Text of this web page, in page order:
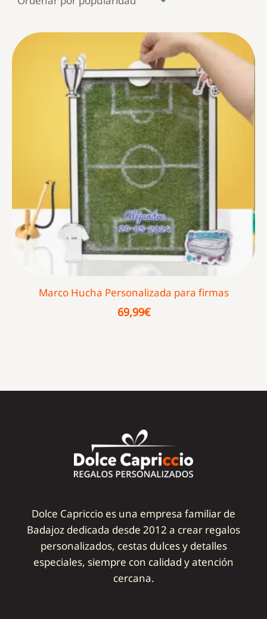
Marco Hucha Personalizada para firmas
69,99€
Dolce Capriccio es una empresa familiar de
Badajoz dedicada desde 2012 a crear regalos
personalizados, cestas dulces y detalles
especiales, siempre con calidad y atención
cercana.